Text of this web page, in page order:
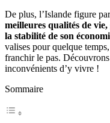
De plus, l’Islande figure
meilleures qualités de
la stabilité de son
valises pour quelque
franchir le pas.
inconvénients d’y vivre !
Sommaire